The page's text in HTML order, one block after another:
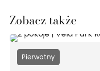
Zobacz także
Pierwotny